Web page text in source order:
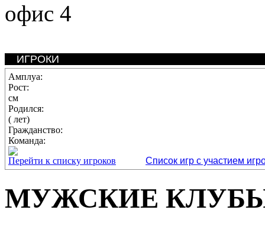
офис 4
ИГРОКИ
Амплуа:
Рост:
см
Родился:
( лет)
Гражданство:
Команда:
Перейти к списку игроков
Список игр с участием
МУЖСКИЕ